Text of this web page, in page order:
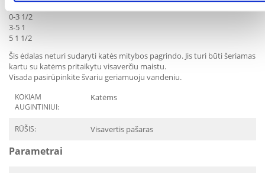
Katės svoris (kg) Skardinių skaičius per dieną
0-3 1/2
3-5 1
5 1 1/2
Šis ėdalas neturi sudaryti katės mitybos pagrindo. Jis turi būti šeriamas
kartu su katėms pritaikytu visaverčiu maistu.
Visada pasirūpinkite švariu geriamuoju vandeniu.
KOKIAM
AUGINTINIUI:
Katėms
RŪŠIS: Visavertis pašaras
Parametrai